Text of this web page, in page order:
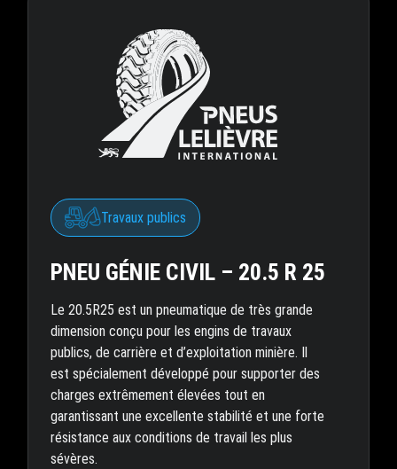
Travaux publics
PNEU GÉNIE CIVIL – 20.5 R 25
Le 20.5R25 est un pneumatique de très grande
dimension conçu pour les engins de travaux
publics, de carrière et d’exploitation minière. Il
est spécialement développé pour supporter des
charges extrêmement élevées tout en
garantissant une excellente stabilité et une forte
résistance aux conditions de travail les plus
sévères.